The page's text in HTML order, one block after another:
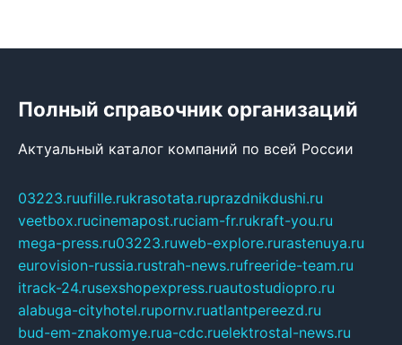
Полный справочник организаций
Актуальный каталог компаний по всей России
03223.ruufille.rukrasotata.ruprazdnikdushi.ru
veetbox.rucinemapost.ruciam-fr.rukraft-you.ru
mega-press.ru03223.ruweb-explore.rurastenuya.ru
eurovision-russia.rustrah-news.rufreeride-team.ru
itrack-24.rusexshopexpress.ruautostudiopro.ru
alabuga-cityhotel.rupornv.ruatlantpereezd.ru
bud-em-znakomye.rua-cdc.ruelektrostal-news.ru